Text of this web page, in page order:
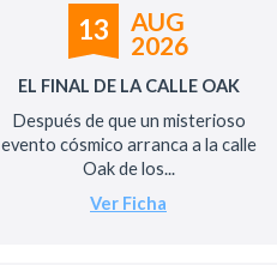
13
AUG
2026
EL FINAL DE LA CALLE OAK
Después de que un misterioso
evento cósmico arranca a la calle
Oak de los...
Ver Ficha